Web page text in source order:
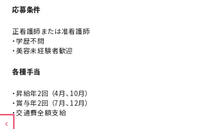
応募条件
正看護師または准看護師
・学歴不問
・美容未経験者歓迎
各種手当
・昇給年2回 （4月、10月）
・賞与年2回 （7月、12月）
・交通費全額支給